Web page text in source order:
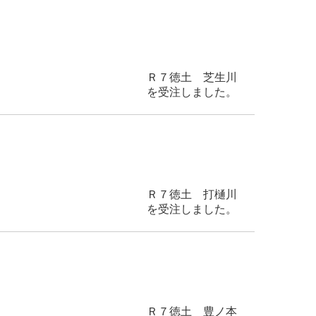
生川
注しました。
樋川
注しました。
ノ本